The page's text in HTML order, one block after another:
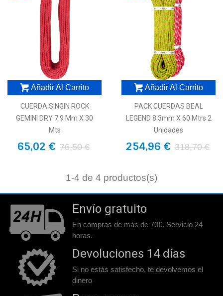
Añadir Al Carrito
CUERDA SINGIN ROCK
GEMINI DRY 7.9 Mm X 30
Mts
65,02 € 76,50 €
Añadir Al Carrito
PACK CUERDAS BEAL
LEGEND 8.3mm X 60 Mtrs 2
Unidades
254,96 € 318,70 €
1-4 de 4 productos(s)
Envío gratuito
En compras de más de 70€. Servicio 24
horas.
Devoluciones 14 días
Si no estás satisfecho, te devolvemos el
dinero